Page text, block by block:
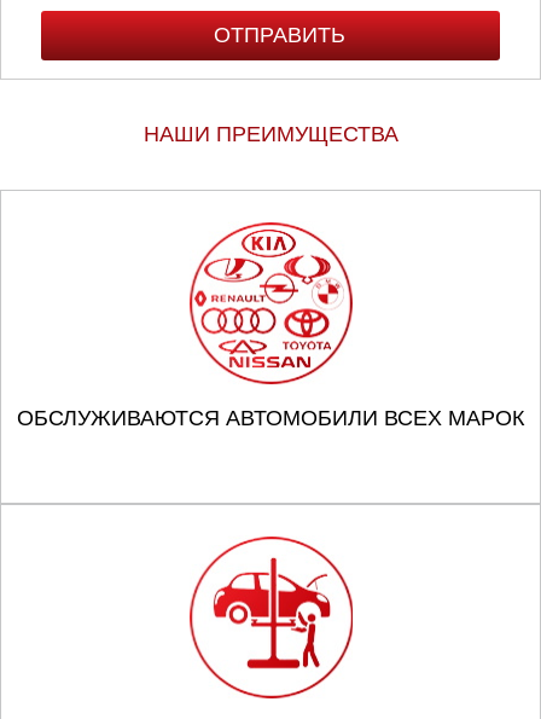
НАШИ ПРЕИМУЩЕСТВА
ОБСЛУЖИВАЮТСЯ АВТОМОБИЛИ ВСЕХ МАРОК